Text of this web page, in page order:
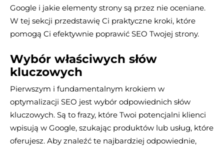
Google i jakie elementy strony są przez nie oceniane.
W tej sekcji przedstawię Ci praktyczne kroki, które
pomogą Ci efektywnie poprawić SEO Twojej strony.
Wybór właściwych słów
kluczowych
Pierwszym i fundamentalnym krokiem w
optymalizacji SEO jest wybór odpowiednich słów
kluczowych. Są to frazy, które Twoi potencjalni klienci
wpisują w Google, szukając produktów lub usług, które
oferujesz. Aby znaleźć te najbardziej odpowiednie,